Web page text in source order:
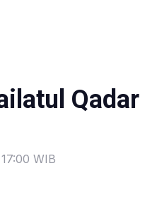
WIB